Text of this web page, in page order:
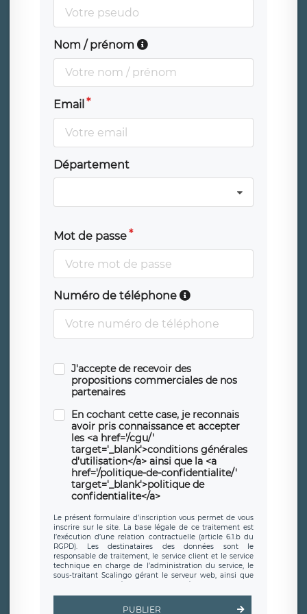
Nom / prénom
Email
Département
Mot de passe
Numéro de téléphone
J'accepte de recevoir des
propositions commerciales de nos
partenaires
En cochant cette case, je reconnais
avoir pris connaissance et accepter
les <a href='/cgu/'
target='_blank'>conditions générales
d'utilisation</a> ainsi que la <a
href='/politique-de-confidentialite/'
target='_blank'>politique de
confidentialite</a>
Le présent formulaire d’inscription vous permet de vous
inscrire sur le site. La base légale de ce traitement est
l’exécution d’une relation contractuelle (article 6.1.b du
RGPD). Les destinataires des données sont le
responsable de traitement, le service client et le service
technique en charge de l’administration du service, le
sous-traitant Scalingo gérant le serveur web, ainsi que
toute personne légalement autorisée. Le formulaire
d’inscription est hébergé sur un serveur hébergé par
clauses de
PUBLIER